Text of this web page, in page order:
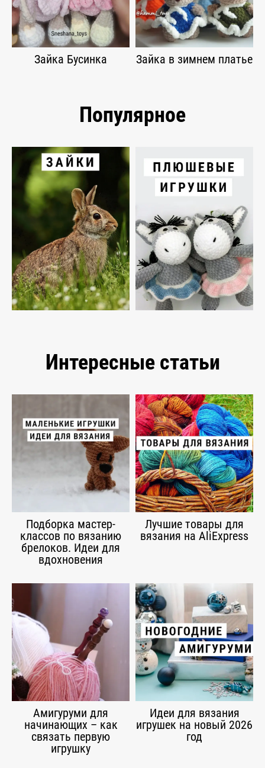
Зайка Бусинка Зайка в зимнем платье
Популярное
Интересные статьи
Подборка мастер-
классов по вязанию
брелоков. Идеи для
вдохновения
Лучшие товары для
вязания на AliExpress
Амигуруми для
начинающих – как
связать первую
игрушку
Идеи для вязания
игрушек на новый 2026
год